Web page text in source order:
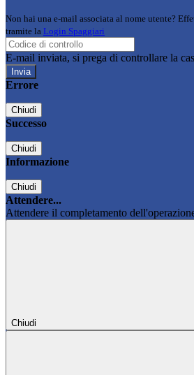
Non hai una e-mail associata al nome utente?
tramite la Login Spaggiari
E-mail inviata, si prega di controllare la
Errore
Chiudi
Successo
Chiudi
Informazione
Chiudi
Attendere...
Attendere il completamento
Chiudi